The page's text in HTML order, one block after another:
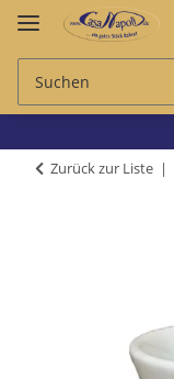
Zurück zur Liste